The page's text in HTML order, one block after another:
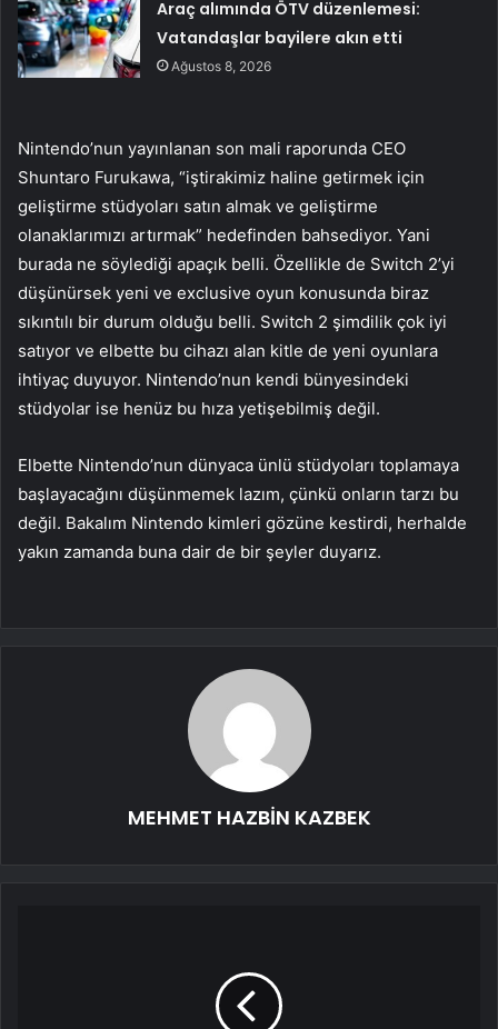
Araç alımında ÖTV düzenlemesi:
Vatandaşlar bayilere akın etti
Ağustos 8, 2026
Nintendo’nun yayınlanan son mali raporunda CEO
Shuntaro Furukawa, “iştirakimiz haline getirmek için
geliştirme stüdyoları satın almak ve geliştirme
olanaklarımızı artırmak” hedefinden bahsediyor. Yani
burada ne söylediği apaçık belli. Özellikle de Switch 2’yi
düşünürsek yeni ve exclusive oyun konusunda biraz
sıkıntılı bir durum olduğu belli. Switch 2 şimdilik çok iyi
satıyor ve elbette bu cihazı alan kitle de yeni oyunlara
ihtiyaç duyuyor. Nintendo’nun kendi bünyesindeki
stüdyolar ise henüz bu hıza yetişebilmiş değil.
Elbette Nintendo’nun dünyaca ünlü stüdyoları toplamaya
başlayacağını düşünmemek lazım, çünkü onların tarzı bu
değil. Bakalım Nintendo kimleri gözüne kestirdi, herhalde
yakın zamanda buna dair de bir şeyler duyarız.
MEHMET HAZBİN KAZBEK